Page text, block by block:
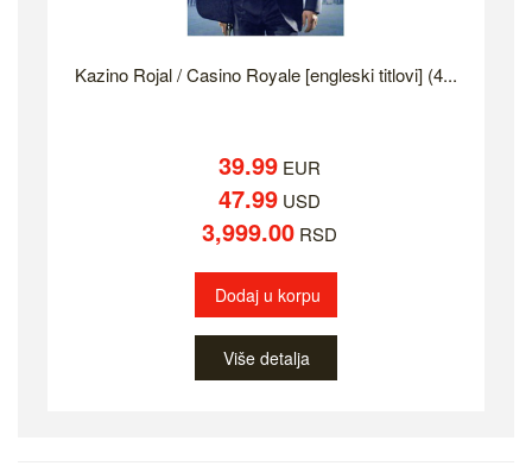
Kazino Rojal / Casino Royale [engleski titlovi] (4...
39.99EUR
47.99USD
3,999.00RSD
Dodaj u korpu
Više detalja